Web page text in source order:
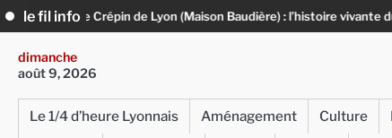
Skip
to
content
le fil info
(Maison Baudière) : l’histoire vivante du cuir « Un sur un
dimanche
août 9, 2026
Le 1/4 d’heure Lyonnais Aménagement Culture